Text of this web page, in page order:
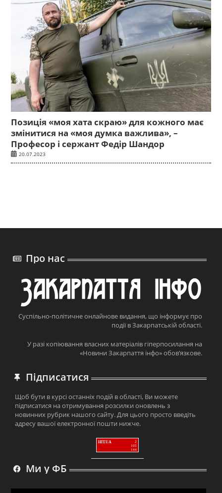
Позиція «моя хата скраю» для кожного має
змінитися на «моя думка важлива», –
Професор і сержант Федір Шандор
20.07.2023
Про нас
Суспільно-політичне онлайнове видання, що інформує про
події в Закарпатській області.
У разі копіювання власних матеріалів гіперпосилання на
«Новини Закарпаття інфо» обов’язкове.
Підписатися
Щоб бути в курсі останніх подій в області, Ви можете
підписатися на отримування розсилки оновлень з
новинних рубрик нашого сайту. Для цього просто введіть
адресу вашої електронної пошти нижче.
HIT.UA
2
105
144
Ми у ФБ